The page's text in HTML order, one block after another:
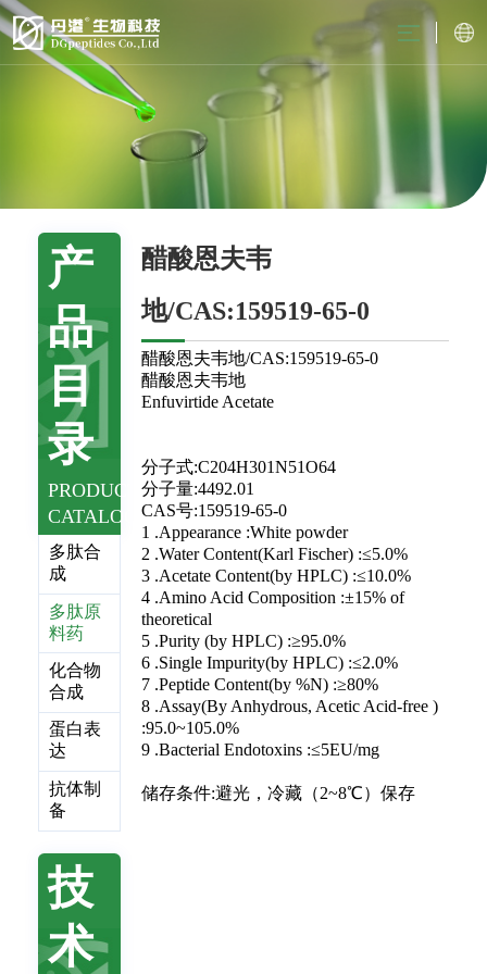
产
品
目
录
PRODUCT
CATALOG
多肽合
成
多肽原
料药
化合物
合成
蛋白表
达
抗体制
备
技
术
醋酸恩夫韦
地/CAS:159519-65-0
醋酸恩夫韦地/CAS:159519-65-0
醋酸恩夫韦地
Enfuvirtide Acetate
分子式:C204H301N51O64
分子量:4492.01
CAS号:159519-65-0
1 .Appearance :White powder
2 .Water Content(Karl Fischer) :≤5.0%
3 .Acetate Content(by HPLC) :≤10.0%
4 .Amino Acid Composition :±15% of
theoretical
5 .Purity (by HPLC) :≥95.0%
6 .Single Impurity(by HPLC) :≤2.0%
7 .Peptide Content(by %N) :≥80%
8 .Assay(By Anhydrous, Acetic Acid-free )
:95.0~105.0%
9 .Bacterial Endotoxins :≤5EU/mg
储存条件:避光，冷藏（2~8℃）保存